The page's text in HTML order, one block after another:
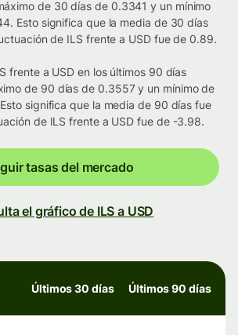
de 30 días de 0.3341 y un mínimo
Esto significa que la media de 30 días
de ILS frente a USD fue de 0.89.
frente a USD en los últimos 90 días
de 90 días de 0.3557 y un mínimo de
significa que la media de 90 días fue
de ILS frente a USD fue de -3.98.
tasas del mercado
el gráfico de ILS a USD
Últimos 30 días Últimos 90 días